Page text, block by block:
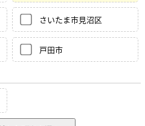
さいたま市見沼区
戸田市